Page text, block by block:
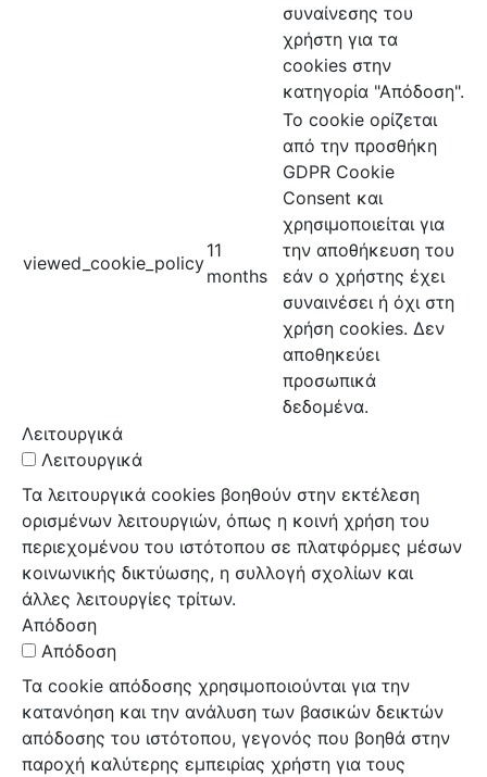
συναίνεσης του
χρήστη για τα
cookies στην
κατηγορία "Απόδοση".
viewed_cookie_policy
11
months
Το cookie ορίζεται
από την προσθήκη
GDPR Cookie
Consent και
χρησιμοποιείται για
την αποθήκευση του
εάν ο χρήστης έχει
συναινέσει ή όχι στη
χρήση cookies. Δεν
αποθηκεύει
προσωπικά
δεδομένα.
Λειτουργικά
Λειτουργικά
Τα λειτουργικά cookies βοηθούν στην εκτέλεση
ορισμένων λειτουργιών, όπως η κοινή χρήση του
περιεχομένου του ιστότοπου σε πλατφόρμες μέσων
κοινωνικής δικτύωσης, η συλλογή σχολίων και
άλλες λειτουργίες τρίτων.
Απόδοση
Απόδοση
Τα cookie απόδοσης χρησιμοποιούνται για την
κατανόηση και την ανάλυση των βασικών δεικτών
απόδοσης του ιστότοπου, γεγονός που βοηθά στην
παροχή καλύτερης εμπειρίας χρήστη για τους